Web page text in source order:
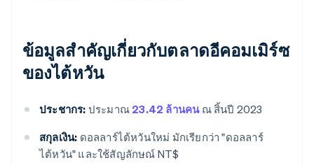
ข้อมูลสําคัญเกี่ยวกับตลาดอีคอมเมิร์ซ
ของไต้หวัน
ประชากร: ประมาณ 23.42 ล้านคนณ สิ้นปี 2023
สกุลเงิน: ดอลลาร์ไต้หวันใหม่ มักเรียกว่า "ดอลลาร์
ไต้หวัน" และใช้สัญลักษณ์ NT$